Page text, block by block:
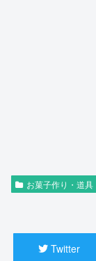
お菓子作り・道具
Twitter